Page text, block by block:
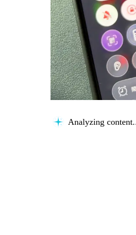
Analyzing